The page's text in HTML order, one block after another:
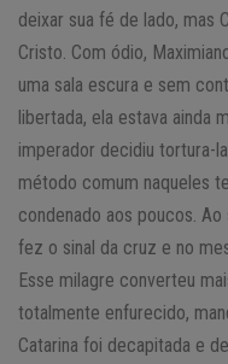
deixar sua fé de lado, mas
Cristo. Com ódio,
uma sala escura e sem
libertada, ela estava ainda
imperador decidiu tortura-
método comum naqueles
condenado aos poucos.
fez o sinal da cruz e no
Esse milagre converteu
totalmente enfurecido,
Catarina foi decapitada e